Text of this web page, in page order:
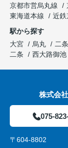
京都市営烏丸線
東海道本線
近鉄
駅から探す
大宮
烏丸 二条
二条
西大路御池
株式会
075-
〒604-8802